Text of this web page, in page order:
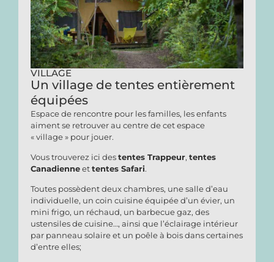
VILLAGE
Un village de tentes entièrement
équipées
Espace de rencontre pour les familles, les enfants
aiment se retrouver au centre de cet espace
« village » pour jouer.
Vous trouverez ici destentes Trappeur, tentes
Canadienneettentes Safari.
Toutes possèdent deux chambres, une salle d’eau
individuelle, un coin cuisine équipée d’un évier, un
mini frigo, un réchaud, un barbecue gaz, des
ustensiles de cuisine…, ainsi que l’éclairage intérieur
par panneau solaire et un poêle à bois dans certaines
d’entre elles;